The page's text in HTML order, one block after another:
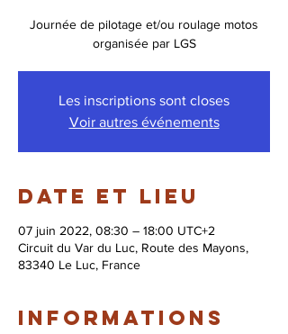
Journée de pilotage et/ou roulage motos
organisée par LGS
Les inscriptions sont closes
Voir autres événements
Date et lieu
07 juin 2022, 08:30 – 18:00 UTC+2
Circuit du Var du Luc, Route des Mayons,
83340 Le Luc, France
Informations